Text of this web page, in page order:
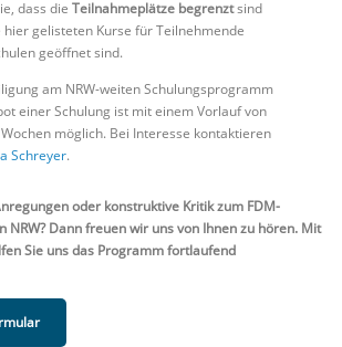
dass dieTeilnahmeplätze begrenztsind
hier gelisteten Kurse für Teilnehmende
geöffnet sind.
am NRW-weiten Schulungsprogramm
einer Schulung ist mit einem Vorlauf von
möglich. Bei Interesse kontaktieren
Schreyer.
oder konstruktive Kritik zum FDM-
NRW? Dann freuen wir uns von Ihnen zu hören. Mit
Sie uns das Programm fortlaufend